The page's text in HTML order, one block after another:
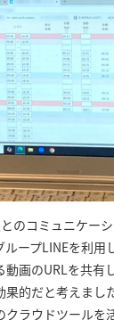
とのコミュニケー
ループLINEを利用
動画のURLを共有
果的だと考えまし
クラウドツールを